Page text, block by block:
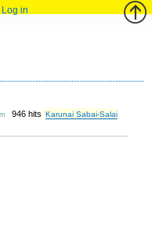
Log in
946 hits Karunai Sabai-Salai